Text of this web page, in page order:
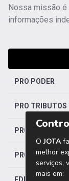
Nossa missão
informações
PRO PODER
PRO TRIBUTOS
PRO
PRO SAÚDE